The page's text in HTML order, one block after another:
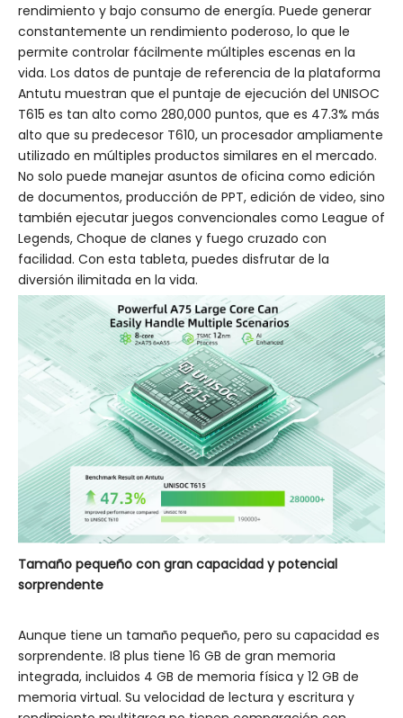
rendimiento y bajo consumo de energía. Puede generar
constantemente un rendimiento poderoso, lo que le
permite controlar fácilmente múltiples escenas en la
vida. Los datos de puntaje de referencia de la plataforma
Antutu muestran que el puntaje de ejecución del UNISOC
T615 es tan alto como 280,000 puntos, que es 47.3% más
alto que su predecesor T610, un procesador ampliamente
utilizado en múltiples productos similares en el mercado.
No solo puede manejar asuntos de oficina como edición
de documentos, producción de PPT, edición de video, sino
también ejecutar juegos convencionales como League of
Legends, Choque de clanes y fuego cruzado con
facilidad. Con esta tableta, puedes disfrutar de la
diversión ilimitada en la vida.
Tamaño pequeño con gran capacidad y potencial
sorprendente
Aunque tiene un tamaño pequeño, pero su capacidad es
sorprendente. I8 plus tiene 16 GB de gran memoria
integrada, incluidos 4 GB de memoria física y 12 GB de
memoria virtual. Su velocidad de lectura y escritura y